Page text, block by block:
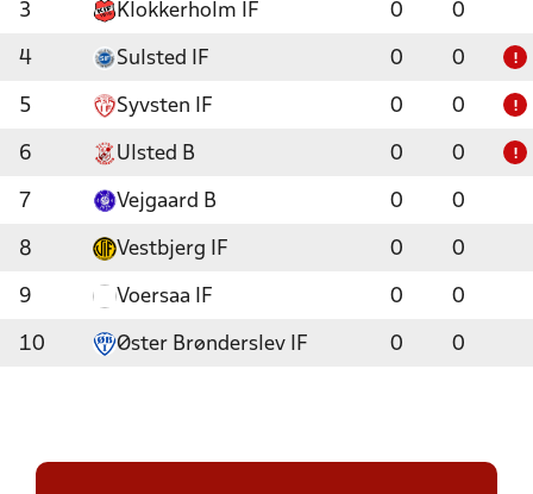
3 Klokkerholm IF 0 0
4 Sulsted IF 0 0 !
5 Syvsten IF 0 0 !
6 Ulsted B 0 0 !
7 Vejgaard B 0 0
8 Vestbjerg IF 0 0
9 Voersaa IF 0 0
10 Øster Brønderslev IF 0 0